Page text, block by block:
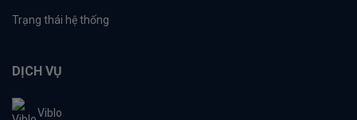
Trạng thái hệ thống
DỊCH VỤ
Viblo